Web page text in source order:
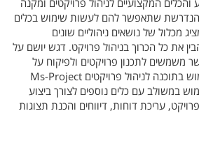
הנדרשת שתאפשר להם לעשות שימוש בכלים
מכלול של נושאים ניהוליים שונים
את כל הכרוך בניהול פרויקט. דגש יושם על
משמשים לתכנון פרויקטים ולפיקוח על
ביצועם. בקורס נעשה שימוש בתוכנה לניהול פרויקטים Ms-Project
במשולב עם כלים נוספים לצורך ביצוע
עריכת דוחות, דיווחים והכנת תצוגות